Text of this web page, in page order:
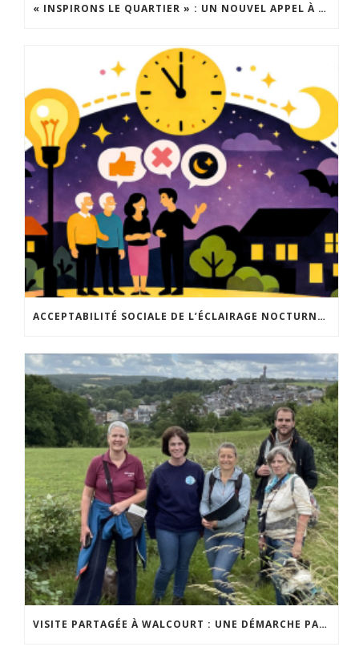
« INSPIRONS LE QUARTIER » : UN NOUVEL APPEL À PROJETS EST LANCÉ !
ACCEPTABILITÉ SOCIALE DE L’ÉCLAIRAGE NOCTURNE : LE REPLAY EST DISPONIBLE
VISITE PARTAGÉE À WALCOURT : UNE DÉMARCHE PARTICIPATIVE ANIMÉE PAR ESPACE ENVIRONNEMENT